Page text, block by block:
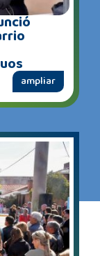
ampliar